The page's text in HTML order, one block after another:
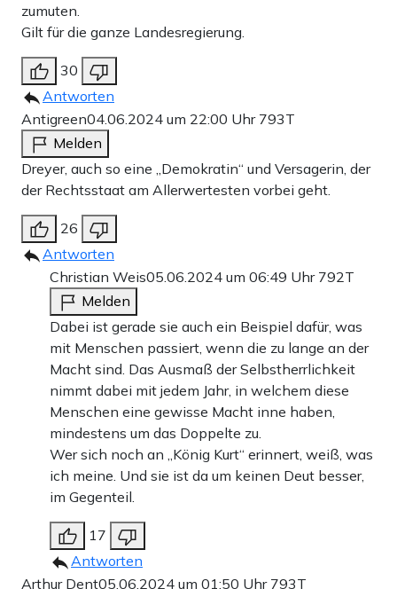
zumuten.
Gilt für die ganze Landesregierung.
30
Antworten
Antigreen04.06.2024 um 22:00 Uhr 793T
Melden
Dreyer, auch so eine „Demokratin“ und Versagerin, der
der Rechtsstaat am Allerwertesten vorbei geht.
26
Antworten
Christian Weis05.06.2024 um 06:49 Uhr 792T
Melden
Dabei ist gerade sie auch ein Beispiel dafür, was
mit Menschen passiert, wenn die zu lange an der
Macht sind. Das Ausmaß der Selbstherrlichkeit
nimmt dabei mit jedem Jahr, in welchem diese
Menschen eine gewisse Macht inne haben,
mindestens um das Doppelte zu.
Wer sich noch an „König Kurt“ erinnert, weiß, was
ich meine. Und sie ist da um keinen Deut besser,
im Gegenteil.
17
Antworten
Arthur Dent05.06.2024 um 01:50 Uhr 793T